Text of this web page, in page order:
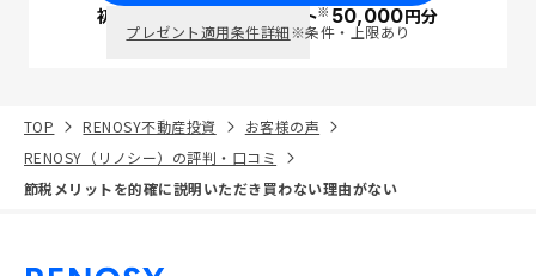
初回面談で ポイント※50,000円分
プレゼント適用条件詳細※条件・上限あり
TOP RENOSY不動産投資
お客様の声
RENOSY（リノシー）の評判・口コミ
節税メリットを的確に説明いただき買わない理由がない